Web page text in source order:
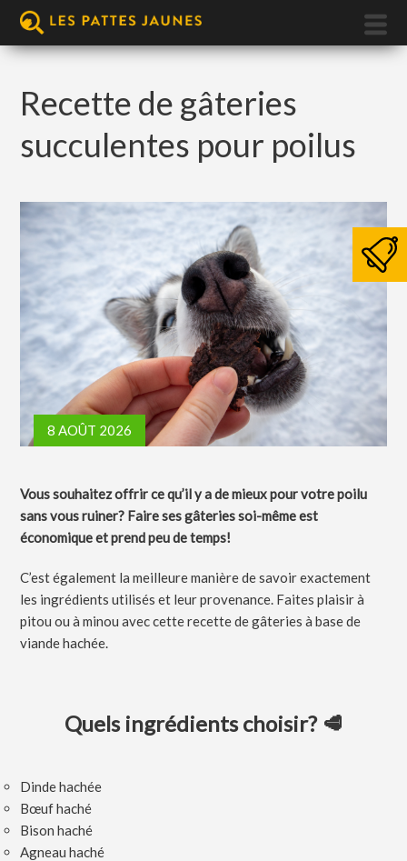
Recette de gâteries
succulentes pour poilus
8 AOÛT 2026
Vous souhaitez offrir ce qu’il y a de mieux pour votre poilu
sans vous ruiner? Faire ses gâteries soi-même est
économique et prend peu de temps!
C’est également la meilleure manière de savoir exactement
les ingrédients utilisés et leur provenance. Faites plaisir à
pitou ou à minou avec cette recette de gâteries à base de
viande hachée.
Quels ingrédients choisir? 🥩
Dinde hachée
Bœuf haché
Bison haché
Agneau haché